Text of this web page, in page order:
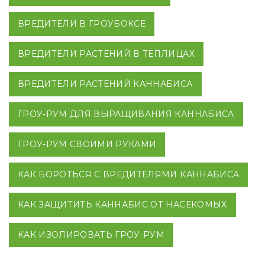
ВРЕДИТЕЛИ В ГРОУБОКСЕ
ВРЕДИТЕЛИ РАСТЕНИЙ В ТЕПЛИЦАХ
ВРЕДИТЕЛИ РАСТЕНИЙ КАННАБИСА
ГРОУ-РУМ ДЛЯ ВЫРАЩИВАНИЯ КАННАБИСА
ГРОУ-РУМ СВОИМИ РУКАМИ
КАК БОРОТЬСЯ С ВРЕДИТЕЛЯМИ КАННАБИСА
КАК ЗАЩИТИТЬ КАННАБИС ОТ НАСЕКОМЫХ
КАК ИЗОЛИРОВАТЬ ГРОУ-РУМ